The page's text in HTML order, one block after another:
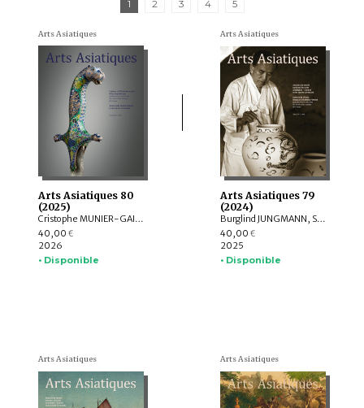
1 2 3 4 5
Arts Asiatiques
Arts Asiatiques 80
(2025)
Cristophe MUNIER-GAILLARD, Arnaud BERTRAND, Valérie ZALESKI, Selvam THOREZ, Brice VINCENT, Anne-Colombe LAUNOIS, Mechtild MERTZ, ITOH Takao, Sylvain ROY, Mei MERCIER
40,00 €
2026
• Disponible
Arts Asiatiques
Arts Asiatiques 79
(2024)
Burglind JUNGMANN, Saarthak SINGH, LO HUI-CHI
40,00 €
2025
• Disponible
Arts Asiatiques Arts Asiatiques